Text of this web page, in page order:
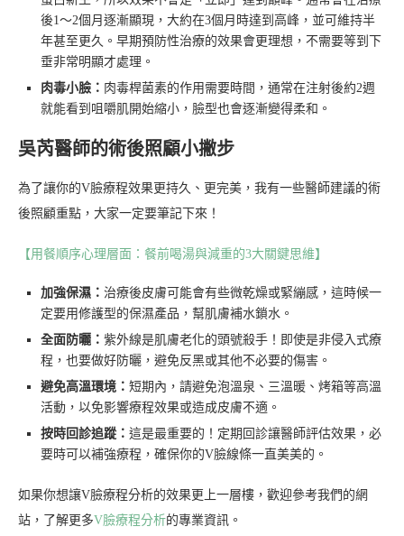
後1～2個月逐漸顯現，大約在3個月時達到高峰，並可維持半
年甚至更久。早期預防性治療的效果會更理想，不需要等到下
垂非常明顯才處理。
肉毒小臉： 肉毒桿菌素的作用需要時間，通常在注射後約2週
就能看到咀嚼肌開始縮小，臉型也會逐漸變得柔和。
吳芮醫師的術後照顧小撇步
為了讓你的V臉療程效果更持久、更完美，我有一些醫師建議的術
後照顧重點，大家一定要筆記下來！
【用餐順序心理層面：餐前喝湯與減重的3大關鍵思維】
加強保濕： 治療後皮膚可能會有些微乾燥或緊繃感，這時候一
定要用修護型的保濕產品，幫肌膚補水鎖水。
全面防曬： 紫外線是肌膚老化的頭號殺手！即使是非侵入式療
程，也要做好防曬，避免反黑或其他不必要的傷害。
避免高溫環境： 短期內，請避免泡溫泉、三溫暖、烤箱等高溫
活動，以免影響療程效果或造成皮膚不適。
按時回診追蹤： 這是最重要的！定期回診讓醫師評估效果，必
要時可以補強療程，確保你的V臉線條一直美美的。
如果你想讓V臉療程分析的效果更上一層樓，歡迎參考我們的網
站，了解更多V臉療程分析的專業資訊。